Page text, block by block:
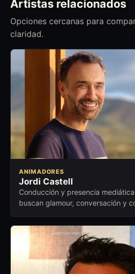
Artistas relacionados
Opciones cercanas para
claridad.
ANIMADORES
Jordi Castell
Conducción y presencia
buscan glamour, conversación y